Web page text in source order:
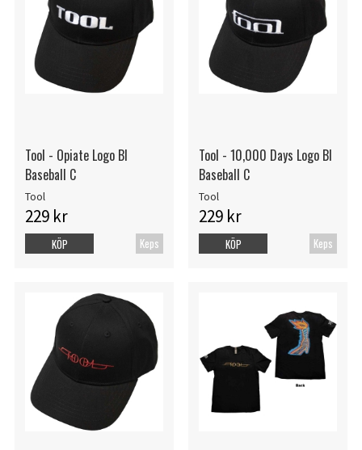
Tool - Opiate Logo Bl
Baseball C
Tool
229 kr
Keps
KÖP
Tool - 10,000 Days Logo Bl
Baseball C
Tool
229 kr
Keps
KÖP